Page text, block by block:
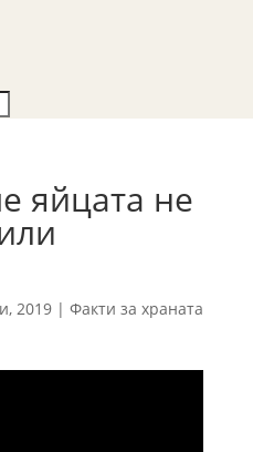
яйцата не
2019| Факти за храната